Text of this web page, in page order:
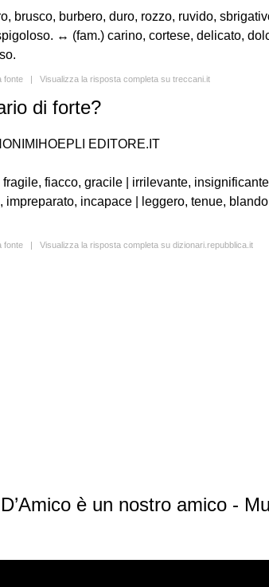
brusco, burbero, duro, rozzo, ruvido,
↔ (fam.) carino, cortese, delicato,
fonte | Visualizza la risposta completa su treccani.it
di forte?
EDITORE.IT
fiacco, gracile | irrilevante,
incapace | leggero, tenue, blando
fonte | Visualizza la risposta completa su dizionari.repubblica.it
è un nostro amico -